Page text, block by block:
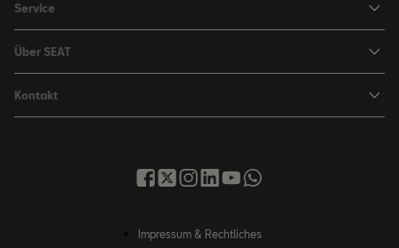
Leon
Leon Sportstourer
SEAT Ateca Compact SUV (discontinued)
SEAT FOR BUSINESS Angebote
Gebrauchtfahrzeuge
Finanzdienstleistung
Sommer Service Aktion
Service
Senderlogos
Über SEAT
Integrität & Compliance
SEAT Umwelt-Richtlinen
Kontakt
Online Service-Terminbuchung
Impressum & Rechtliches